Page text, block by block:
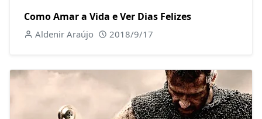
Como Amar a Vida e Ver Dias Felizes
Aldenir Araújo 2018/9/17